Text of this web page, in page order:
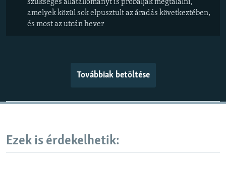
szükséges állatállományt is próbálják megtalálni,
amelyek közül sok elpusztult az áradás következtében,
és most az utcán hever
Továbbiak betöltése
Ezek is érdekelhetik: